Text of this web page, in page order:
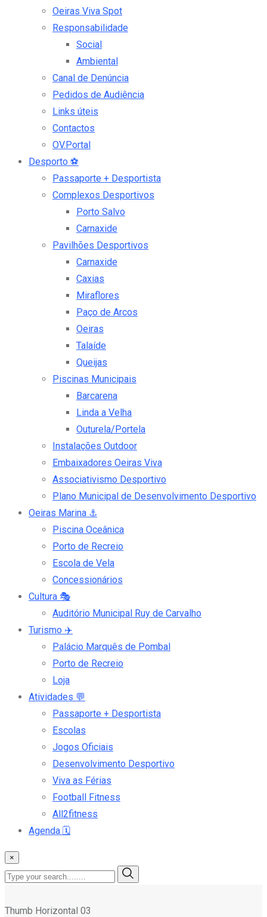
Oeiras Viva Spot
Responsabilidade
Social
Ambiental
Canal de Denúncia
Pedidos de Audiência
Links úteis
Contactos
OV.Portal
Desporto ⚽
Passaporte + Desportista
Complexos Desportivos
Porto Salvo
Carnaxide
Pavilhões Desportivos
Carnaxide
Caxias
Miraflores
Paço de Arcos
Oeiras
Talaíde
Queijas
Piscinas Municipais
Barcarena
Linda a Velha
Outurela/Portela
Instalações Outdoor
Embaixadores Oeiras Viva
Associativismo Desportivo
Plano Municipal de Desenvolvimento Desportivo
Oeiras Marina ⚓
Piscina Oceânica
Porto de Recreio
Escola de Vela
Concessionários
Cultura 🎭
Auditório Municipal Ruy de Carvalho
Turismo ✈️
Palácio Marquês de Pombal
Porto de Recreio
Loja
Atividades 💬
Passaporte + Desportista
Escolas
Jogos Oficiais
Desenvolvimento Desportivo
Viva as Férias
Football Fitness
All2fitness
Agenda 🗓️
×
Thumb Horizontal 03